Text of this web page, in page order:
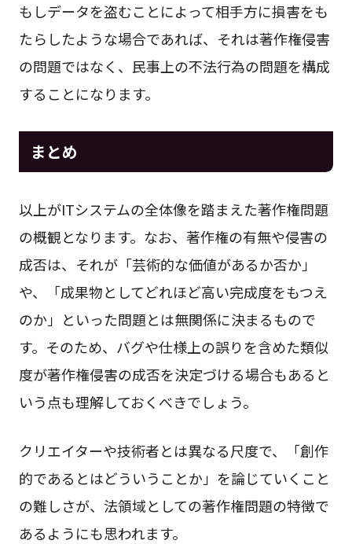
もしデータを盗むことによって相手方に損害をも
たらしたような場合であれば、それは著作権侵害
の問題ではなく、民事上の不法行為の問題を構成
することになります。
まとめ
以上がITシステムの全体像を踏まえた著作権問題
の概観となります。なお、著作権の有無や侵害の
成否は、それが「芸術的な価値があるか否か」
や、「成果物としてどれほど高い完成度をもつえ
のか」といった問題とは無関係に決まるもので
す。そのため、バグや仕様上の誤りを含めた類似
度が著作権侵害の成否を決定づける場合もあると
いう点も理解しておくべきでしょう。
クリエイターや技術者とは異なる尺度で、「創作
的であるとはどういうことか」を論じていくこと
の難しさが、法領域としての著作権問題の特徴で
あるようにも思われます。